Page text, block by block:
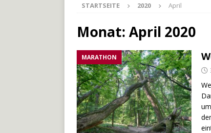
[ 27. Mai 2026 ]
[ 3. Mai 2026 ] Der
STARTSEITE 2020 April
Monat: April 2020
MARATHON